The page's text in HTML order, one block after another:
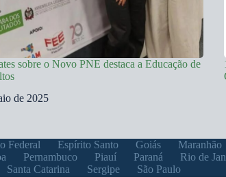
sobre o Novo PNE destaca a Educação de
de 2025
Federal Espírito Santo Goiás
Maranhão
Pernambuco Piauí Paraná
Rio de
Santa Catarina Sergipe São Paulo